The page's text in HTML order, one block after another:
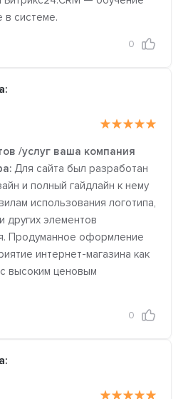
в системе.
0
/услуг ваша компания
Для сайта был разработан
и полный гайдлайн к нему
использования логотипа,
других элементов
Продуманное оформление
интернет-магазина как
высоким ценовым
0